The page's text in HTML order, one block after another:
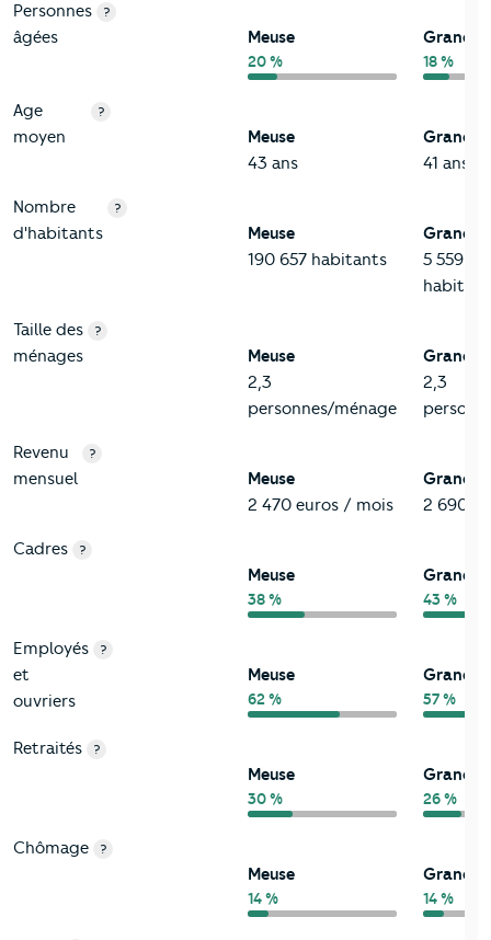
Personnes
âgées
?
Meuse
20 %
Grand-
18 %
Age
moyen
?
Meuse
43 ans
Grand-
41 ans
Nombre
d'habitants
?
Meuse
190 657 habitants
Grand-
5 559
Taille des
ménages
?
Meuse
2,3
personnes/ménage
Grand-
2,3
Revenu
mensuel
?
Meuse
2 470 euros / mois
Grand-
2 690
Cadres ?
Meuse
38 %
Grand-
43 %
Employés
et
ouvriers
?
Meuse
62 %
Grand-
57 %
Retraités ?
Meuse
30 %
Grand-
26 %
Chômage ?
Meuse
14 %
Grand-
14 %